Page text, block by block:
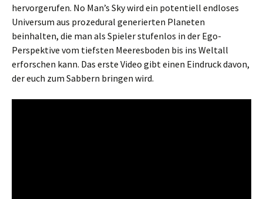
hervorgerufen. No Man’s Sky wird ein potentiell endloses
Universum aus prozedural generierten Planeten
beinhalten, die man als Spieler stufenlos in der Ego-
Perspektive vom tiefsten Meeresboden bis ins Weltall
erforschen kann. Das erste Video gibt einen Eindruck davon,
der euch zum Sabbern bringen wird.